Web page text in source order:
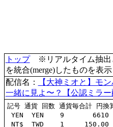
トップ※リアルタイム抽出
を統合(merge)したものを表示
配信名：
【大神ミオと】モ
一緒に見よ〜？【公認ミラー
記号 通貨 回数 通貨毎合計 円換
YEN  YEN    9       6610
NT$  TWD    1